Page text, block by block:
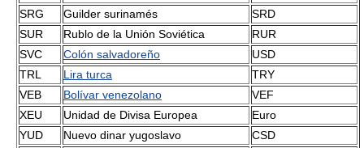
SRG Guilder surinamés
SRD
SUR
Rublo de la Unión Soviética
RUR
SVC
Colón salvadoreño
USD
TRL
Lira turca
TRY
VEB
Bolívar venezolano
VEF
XEU
Unidad de Divisa Europea
Euro
YUD
Nuevo dinar yugoslavo
CSD